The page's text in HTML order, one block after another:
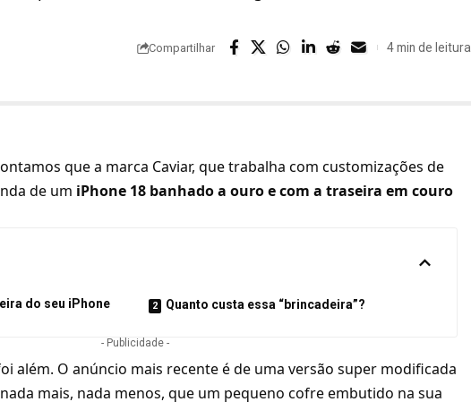
Compartilhar 4 min de leitura
que a marca Caviar, que trabalha com customizações de
de um iPhone 18 banhado a ouro e com a traseira em couro
do seu iPhone Quanto custa essa “brincadeira”?
- Publicidade -
além. O anúncio mais recente é de uma versão super modificada
mais, nada menos, que um pequeno cofre embutido na sua